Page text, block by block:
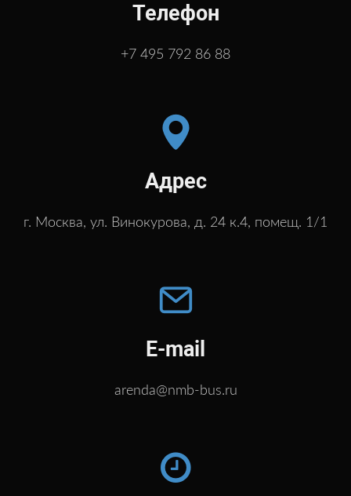
Телефон
+7 495 792 86 88
Адрес
г. Москва, ул. Винокурова, д. 24 к.4, помещ. 1/1
E-mail
arenda@nmb-bus.ru